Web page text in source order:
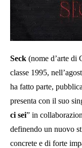
Seck (nome d’arte di
classe 1995,
ha fatto parte,
presenta con il suo
ci sei” in
definendo un nuovo
concrete e di forte